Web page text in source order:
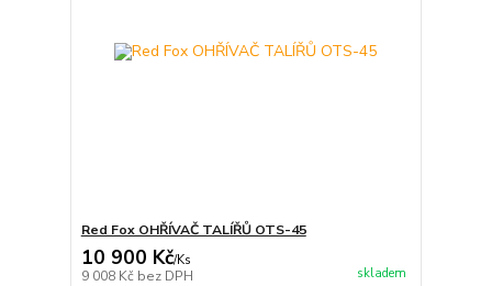
Red Fox OHŘÍVAČ TALÍŘŮ OTS-45
10 900 Kč/Ks
9 008 Kč bez DPH skladem